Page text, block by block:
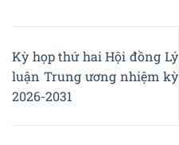
Kỳ họp thứ hai Hội đồng Lý
luận Trung ương nhiệm kỳ
2026-2031